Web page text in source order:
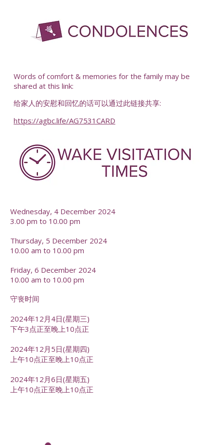
Words of comfort & memories for the family may be
shared at this link:
给家人的安慰和回忆的话可以通过此链接共享:
https://agbc.life/AG7531CARD
Wednesday, 4 December 2024
3.00 pm to 10.00 pm
Thursday, 5 December 2024
10.00 am to 10.00 pm
Friday, 6 December 2024
10.00 am to 10.00 pm
守丧时间
2024年12月4日(星期三)
下午3点正至晚上10点正
2024年12月5日(星期四)
上午10点正至晚上10点正
2024年12月6日(星期五)
上午10点正至晚上10点正